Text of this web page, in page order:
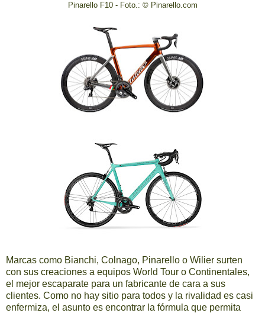
Pinarello F10 - Foto.: © Pinarello.com
Marcas como Bianchi, Colnago, Pinarello o Wilier surten
con sus creaciones a equipos World Tour o Continentales,
el mejor escaparate para un fabricante de cara a sus
clientes. Como no hay sitio para todos y la rivalidad es casi
enfermiza, el asunto es encontrar la fórmula que permita